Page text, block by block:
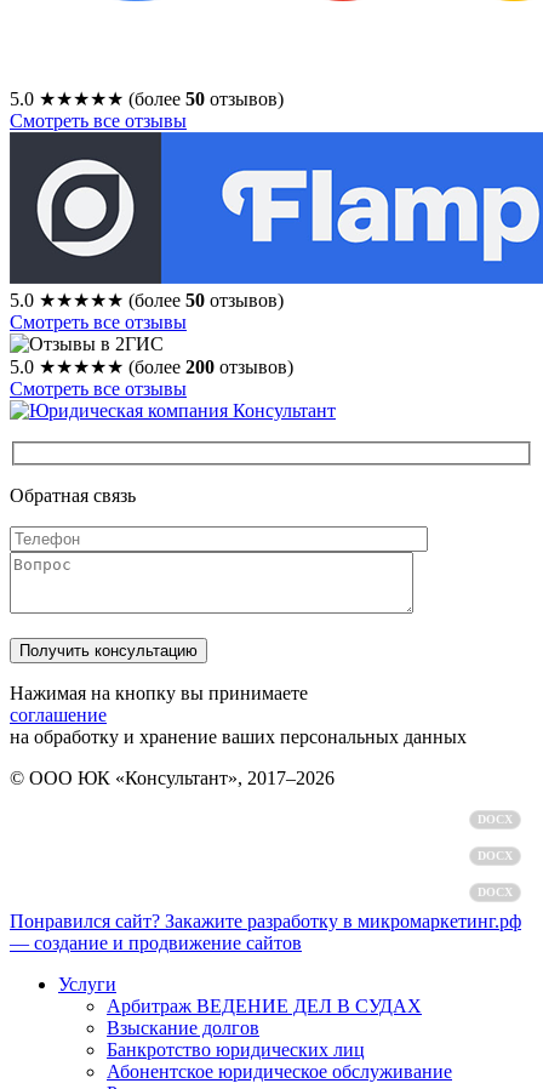
5.0 ★★★★★ (более 50 отзывов)
Смотреть все отзывы
5.0 ★★★★★ (более 50 отзывов)
Смотреть все отзывы
5.0 ★★★★★ (более 200 отзывов)
Смотреть все отзывы
Обратная связь
Нажимая на кнопку вы принимаете
соглашение
на обработку и хранение ваших персональных данных
© ООО ЮК «Консультант», 2017–2026
DOCX
DOCX
DOCX
Понравился сайт? Закажите разработку в микромаркетинг.рф
— создание и продвижение сайтов
Услуги
Арбитраж ВЕДЕНИЕ ДЕЛ В СУДАХ
Взыскание долгов
Банкротство юридических лиц
Абонентское юридическое обслуживание